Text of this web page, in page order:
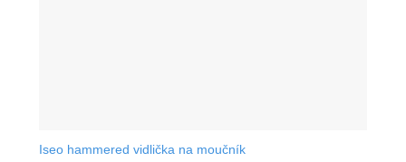
Iseo hammered vidlička na moučník